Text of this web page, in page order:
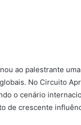
ao palestrante
No Circuito
o cenário
de crescente